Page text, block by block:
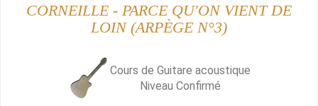
CORNEILLE - PARCE QU'ON VIENT DE
LOIN (ARPÈGE N°3)
Cours de Guitare acoustique
Niveau Confirmé